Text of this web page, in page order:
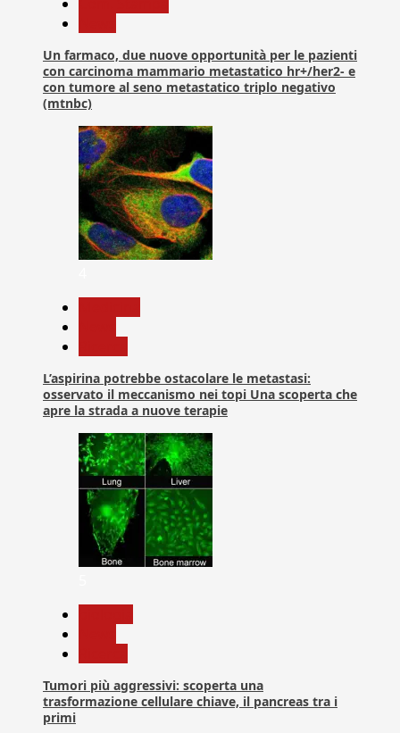
Un farmaco, due nuove opportunità per le pazienti
con carcinoma mammario metastatico hr+/her2- e
con tumore al seno metastatico triplo negativo
(mtnbc)
L’aspirina potrebbe ostacolare le metastasi:
osservato il meccanismo nei topi Una scoperta che
apre la strada a nuove terapie
Tumori più aggressivi: scoperta una
trasformazione cellulare chiave, il pancreas tra i
primi